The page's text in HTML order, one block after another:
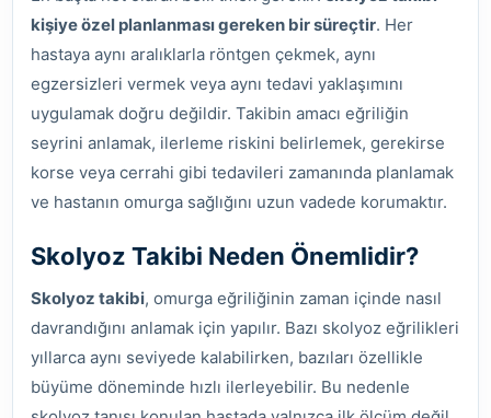
kişiye özel planlanması gereken bir süreçtir. Her
hastaya aynı aralıklarla röntgen çekmek, aynı
egzersizleri vermek veya aynı tedavi yaklaşımını
uygulamak doğru değildir. Takibin amacı eğriliğin
seyrini anlamak, ilerleme riskini belirlemek, gerekirse
korse veya cerrahi gibi tedavileri zamanında planlamak
ve hastanın omurga sağlığını uzun vadede korumaktır.
Skolyoz Takibi Neden Önemlidir?
Skolyoz takibi, omurga eğriliğinin zaman içinde nasıl
davrandığını anlamak için yapılır. Bazı skolyoz eğrilikleri
yıllarca aynı seviyede kalabilirken, bazıları özellikle
büyüme döneminde hızlı ilerleyebilir. Bu nedenle